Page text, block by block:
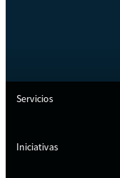
Servicios
Iniciativas